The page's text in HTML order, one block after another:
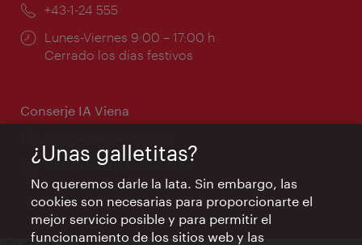
Teléfono:
+43-1-24 555
Horarios
de
Lunes-Viernes 9:00 – 17:00 h
Cerrado los días festivos
Conserje IA Viena
Información las 24 horas
¿Unas galletitas?
No queremos darle la lata. Sin embargo, las
cookies son necesarias para proporcionarte el
mejor servicio posible y para permitir el
funcionamiento de los sitios web y las